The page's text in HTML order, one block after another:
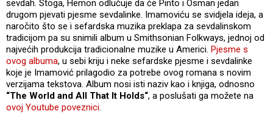
sevdah. Stoga, Hemon odlučuje da će Pinto i Osman jedan
drugom pjevati pjesme sevdalinke. Imamoviću se svidjela ideja, a
naročito što se i sefardska muzika preklapa za sevdalinskom
tradicijom pa su snimili album u Smithsonian Folkways, jednoj od
najvećih produkcija tradicionalne muzike u Americi. Pjesme s
ovog albuma, u sebi kriju i neke sefardske pjesme i sevdalinke
koje je Imamović prilagodio za potrebe ovog romana s novim
verzijama tekstova. Album nosi isti naziv kao i knjiga, odnosno
“The World and All That It Holds“, a poslušati ga možete na
ovoj Youtube poveznici.